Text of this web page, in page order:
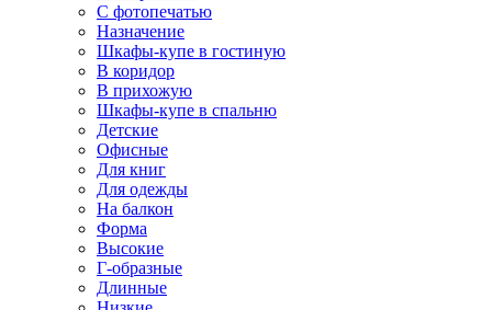
С фотопечатью
Назначение
Шкафы-купе в гостиную
В коридор
В прихожую
Шкафы-купе в спальню
Детские
Офисные
Для книг
Для одежды
На балкон
Форма
Высокие
Г-образные
Длинные